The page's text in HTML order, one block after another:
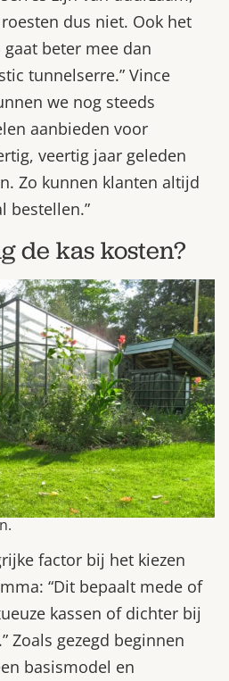
dus niet. Ook het
beter mee dan
tunnelserre.” Vince
we nog steeds
aanbieden voor
veertig jaar geleden
Zo kunnen klanten altijd
bestellen.”
de kas kosten?
factor bij het kiezen
“Dit bepaalt mede of
kassen of dichter bij
Zoals gezegd beginnen
basismodel en